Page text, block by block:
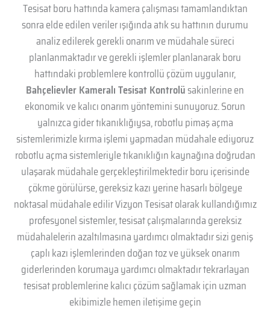
Tesisat boru hattında kamera çalışması tamamlandıktan
sonra elde edilen veriler ışığında atık su hattının durumu
analiz edilerek gerekli onarım ve müdahale süreci
planlanmaktadır ve gerekli işlemler planlanarak boru
hattındaki problemlere kontrollü çözüm uygulanır,
Bahçelievler Kameralı Tesisat Kontrolüsakinlerine en
ekonomik ve kalıcı onarım yöntemini sunuyoruz. Sorun
yalnızca gider tıkanıklığıysa, robotlu pimaş açma
sistemlerimizle kırma işlemi yapmadan müdahale ediyoruz
robotlu açma sistemleriyle tıkanıklığın kaynağına doğrudan
ulaşarak müdahale gerçekleştirilmektedir boru içerisinde
çökme görülürse, gereksiz kazı yerine hasarlı bölgeye
noktasal müdahale edilir Vizyon Tesisat olarak kullandığımız
profesyonel sistemler, tesisat çalışmalarında gereksiz
müdahalelerin azaltılmasına yardımcı olmaktadır sizi geniş
çaplı kazı işlemlerinden doğan toz ve yüksek onarım
giderlerinden korumaya yardımcı olmaktadır tekrarlayan
tesisat problemlerine kalıcı çözüm sağlamak için uzman
ekibimizle hemen iletişime geçin